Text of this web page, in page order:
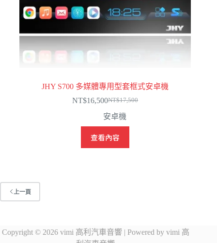
JHY S700 多媒體專用型套框式安卓機
NT$17,500
始
格：
NT$16,500
前
格：
安卓機
查看內容
上一頁
Copyright © 2026 vimi 高利汽車音響 | Powered by vimi 高